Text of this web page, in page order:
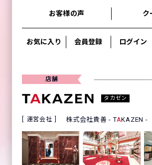
お客様の声 ク
お気に入り 会員登録 ログイン
店舗
タカゼン
運営会社 株式会社貴善 - TAKAZEN -